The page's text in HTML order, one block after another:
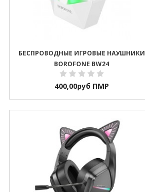
БЕСПРОВОДНЫЕ ИГРОВЫЕ НАУШНИКИ
BOROFONE BW24
400,00руб ПМР